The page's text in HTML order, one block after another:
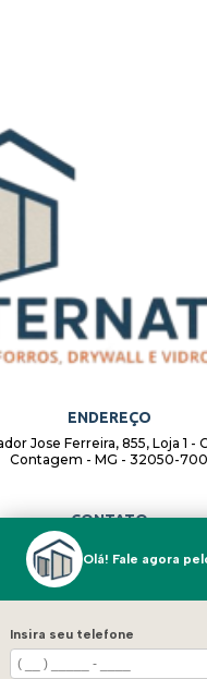
ENDEREÇO
Jose Ferreira, 855, Loja 1 -
Contagem - MG - 32050-700
CONTATO
(31) 98862-8408
(31) 98862-8408
MENU
Olá! Fale agora
Insira seu telefone